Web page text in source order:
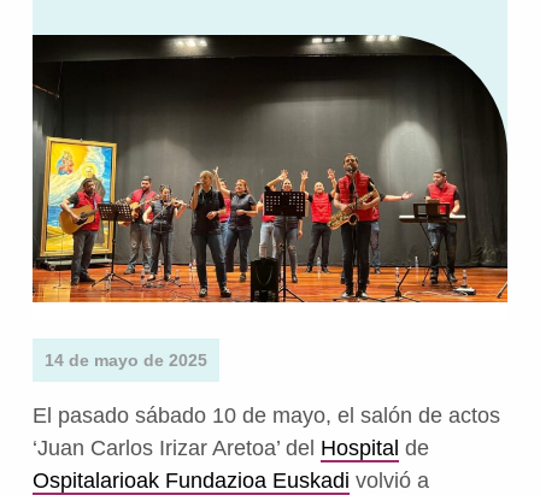
14 de mayo de 2025
El pasado sábado 10 de mayo, el salón de actos
‘Juan Carlos Irizar Aretoa’ del Hospital de
Ospitalarioak Fundazioa Euskadi volvió a